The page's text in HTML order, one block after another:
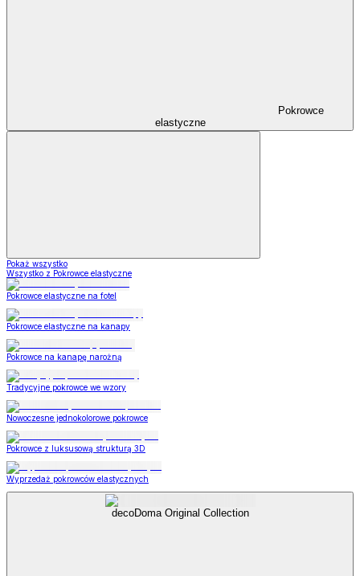
Pokrowce
elastyczne
Pokaż wszystko
Wszystko z Pokrowce elastyczne
Pokrowce elastyczne na fotel
Pokrowce elastyczne na kanapy
Pokrowce na kanapę narożną
Tradycyjne pokrowce we wzory
Nowoczesne jednokolorowe pokrowce
Pokrowce z luksusową strukturą 3D
Wyprzedaż pokrowców elastycznych
decoDoma Original Collection